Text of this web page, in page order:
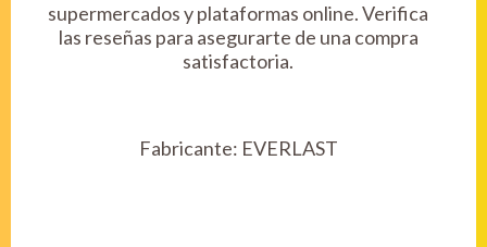
supermercados y plataformas online. Verifica
las reseñas para asegurarte de una compra
satisfactoria.
Fabricante: EVERLAST